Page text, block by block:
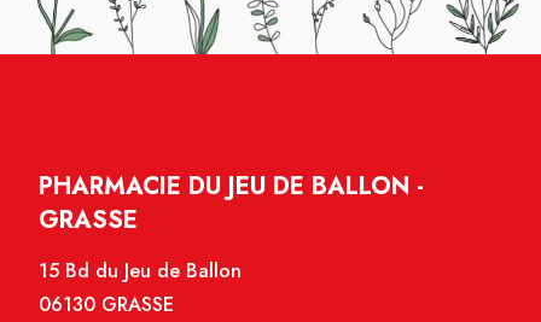
PHARMACIE DU JEU DE BALLON -
GRASSE
15 Bd du Jeu de Ballon
06130 GRASSE